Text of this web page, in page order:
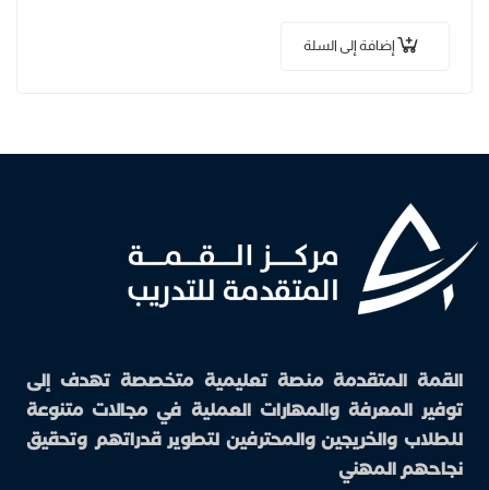
إضافة إلى السلة
القمة المتقدمة منصة تعليمية متخصصة تهدف إلى
توفير المعرفة والمهارات العملية في مجالات متنوعة
للطلاب والخريجين والمحترفين لتطوير قدراتهم وتحقيق
نجاحهم المهني